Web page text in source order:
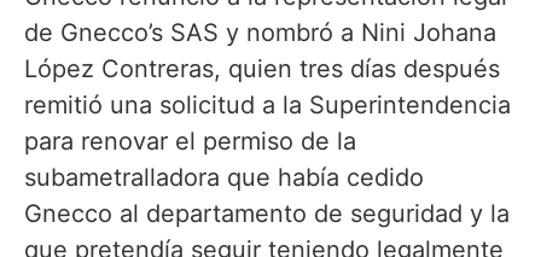
Gnecco al departamento de seguridad y la
que pretendía seguir teniendo legalmente
en su poder. No obstante, la petición de
López fue negada porque ya existía la
resolución que había cancelado la licencia.
Intentamos comunicarnos con López, pero
al llamarla a los números que registró en la